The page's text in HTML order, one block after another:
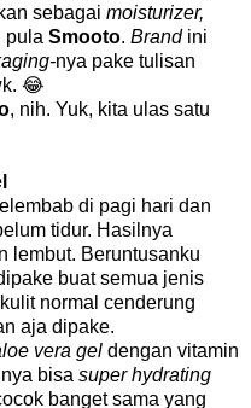
sebagai moisturizer,
pula Smooto. Brandini
nya pake tulisan
😂
, nih. Yuk, kita ulas satu
di pagi hari dan
tidur. Hasilnya
lembut. Beruntusanku
buat semua jenis
normal cenderung
aja dipake.
vera gel dengan vitamin
bisa super hydrating
banget sama yang